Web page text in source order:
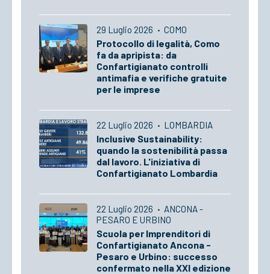
29 Luglio 2026 · COMO
Protocollo di legalità, Como
fa da apripista: da
Confartigianato controlli
antimafia e verifiche gratuite
per le imprese
22 Luglio 2026 · LOMBARDIA
Inclusive Sustainability:
quando la sostenibilità passa
dal lavoro. L'iniziativa di
Confartigianato Lombardia
22 Luglio 2026 · ANCONA -
PESARO E URBINO
Scuola per Imprenditori di
Confartigianato Ancona -
Pesaro e Urbino: successo
confermato nella XXI edizione